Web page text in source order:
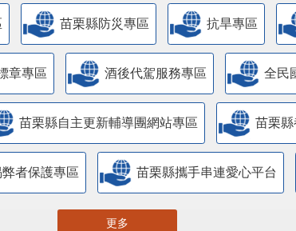
苗栗縣防災專區 抗旱專區
章專區 酒後代駕服務專區 全民
苗栗縣自主更新輔導團網站專區 苗栗
弊者保護專區 苗栗縣攜手串連愛心平台
更多